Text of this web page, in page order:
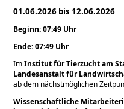
01.06.2026 bis 12.06.2026
Beginn: 07:49 Uhr
Ende: 07:49 Uhr
ImInstitut für Tierzucht am
Landesanstalt für
ab dem nächstmöglichen
Wissenschaftliche